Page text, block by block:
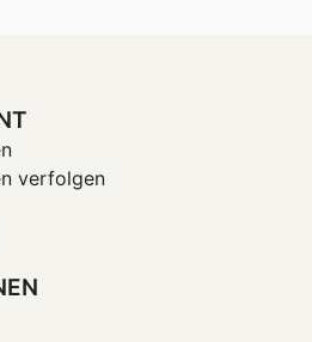
verfolgen